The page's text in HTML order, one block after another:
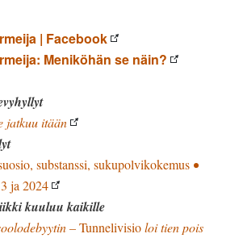
| Facebook
Meniköhän se näin?
jatkuu itään
substanssi, sukupolvikokemus •
ja 2024
kuuluu kaikille
–Tunnelivisioloi tien pois